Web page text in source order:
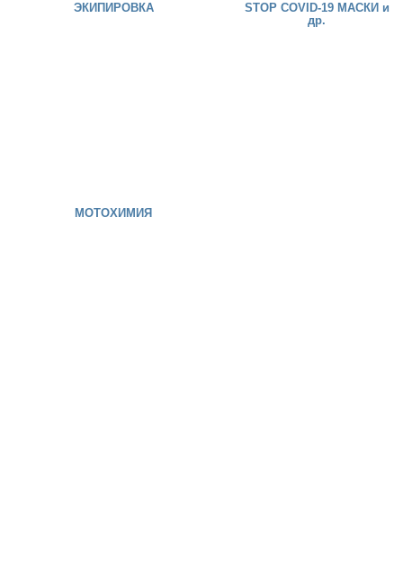
ЭКИПИРОВКА
STOP COVID-19 МАСКИ и
др.
МОТОХИМИЯ